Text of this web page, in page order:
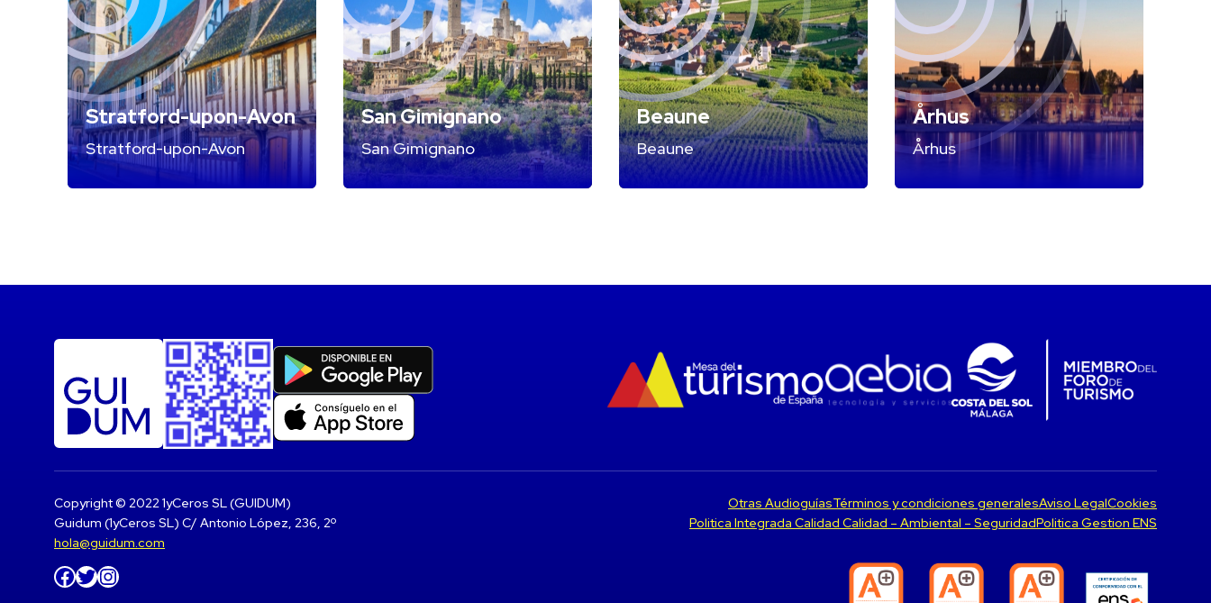
Stratford-upon-Avon
Stratford-upon-Avon
San Gimignano
San Gimignano
Beaune
Beaune
Århus
Århus
Copyright © 2022 1yCeros SL (GUIDUM)
Guidum (1yCeros SL) C/ Antonio López, 236, 2º
hola@guidum.com
Facebook Twitter Instagram
Otras AudioguíasTérminos y condiciones generalesAviso LegalCookies
Politica Integrada Calidad Calidad – Ambiental – SeguridadPolitica Gestion ENS